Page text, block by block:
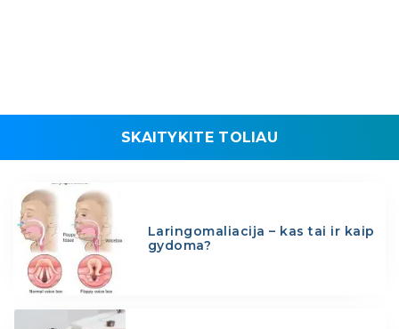
SKAITYKITE TOLIAU
Laringomaliacija – kas tai ir kaip
gydoma?